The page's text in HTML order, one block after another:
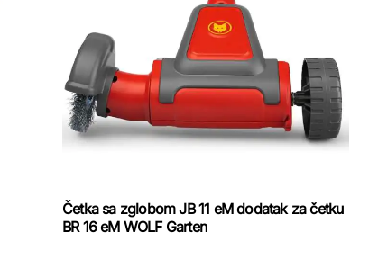
Četka sa zglobom JB 11 eM dodatak za četku
BR 16 eM WOLF Garten